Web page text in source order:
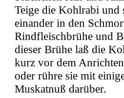
Teige die Kohlrabi und
einander in den
Rindfleischbrühe und
dieser Brühe laß die
kurz vor dem
oder rühre sie mit
Muskatnuß darüber.